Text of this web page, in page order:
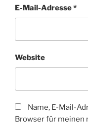
E-Mail-Adresse*
Website
Name, E-Mail-
Browser für meinen